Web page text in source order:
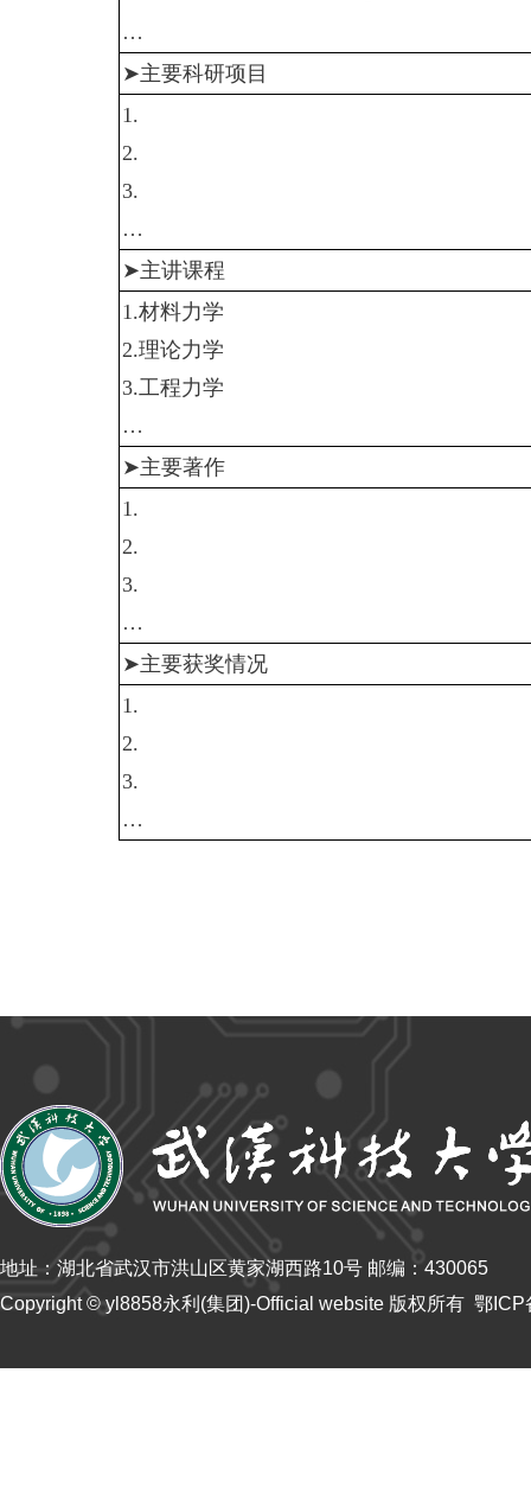
…
➤主要科研项目
1.
2.
3.
…
➤主讲课程
1.材料力学
2.理论力学
3.工程力学
…
➤主要著作
1.
2.
3.
…
➤主要获奖情况
1.
2.
3.
…
地址：湖北省武汉市洪山区黄家湖西路10号 邮编：430065
Copyright © yl8858永利(集团)-Official website 版权所有 鄂ICP